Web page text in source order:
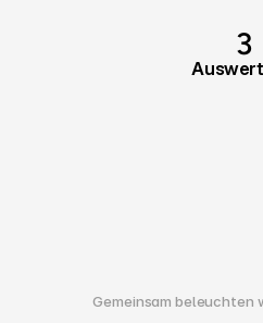
3
Gemeinsam beleuchten